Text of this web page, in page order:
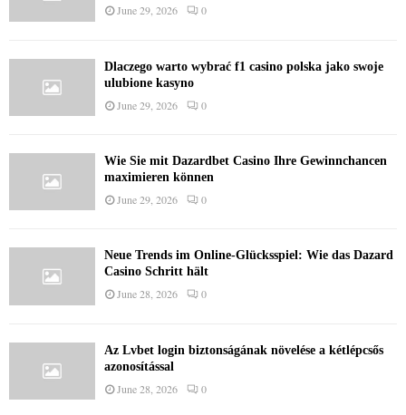
June 29, 2026 0
Dlaczego warto wybrać f1 casino polska jako swoje
ulubione kasyno
June 29, 2026 0
Wie Sie mit Dazardbet Casino Ihre Gewinnchancen
maximieren können
June 29, 2026 0
Neue Trends im Online-Glücksspiel: Wie das Dazard
Casino Schritt hält
June 28, 2026 0
Az Lvbet login biztonságának növelése a kétlépcsős
azonosítással
June 28, 2026 0